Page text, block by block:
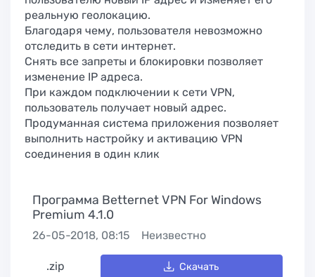
реальную геолокацию.
Благодаря чему, пользователя невозможно
отследить в сети интернет.
Снять все запреты и блокировки позволяет
изменение IP адреса.
При каждом подключении к сети VPN,
пользователь получает новый адрес.
Продуманная система приложения позволяет
выполнить настройку и активацию VPN
соединения в один клик
Программа Betternet VPN For Windows
Premium 4.1.0
26-05-2018, 08:15 Неизвестно
.zip Скачать